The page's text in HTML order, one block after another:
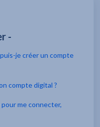
-
je créer un compte
compte digital ?
pour me connecter,